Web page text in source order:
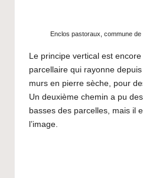
Enclos pastoraux, commune de
Le principe vertical est
parcellaire qui rayonne
murs en pierre sèche, pour
Un deuxième chemin a pu
basses des parcelles, mais il
l’image.